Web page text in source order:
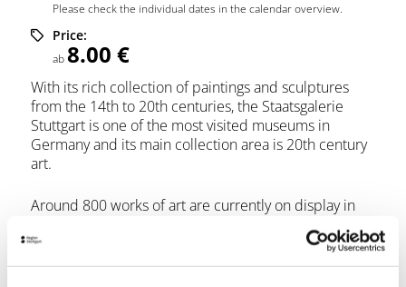
Please check the individual dates in the calendar overview.
Price:
ab8.00 €
With its rich collection of paintings and sculptures
from the 14th to 20th centuries, the Staatsgalerie
Stuttgart is one of the most visited museums in
Germany and its main collection area is 20th century
art.
Around 800 works of art are currently on display in
the permanent collection and the Prints and
Drawings Department presents works from its
collection of 400,000 sheets in special exhibitions.